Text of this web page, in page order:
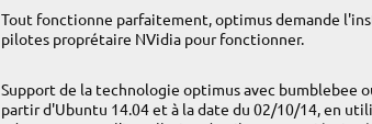
Tout fonctionne parfaitement, optimus demande
pilotes proprétaire NVidia pour fonctionner.
Support de la technologie optimus avec bumblebee
partir d'Ubuntu 14.04 et à la date du 02/10/14, en